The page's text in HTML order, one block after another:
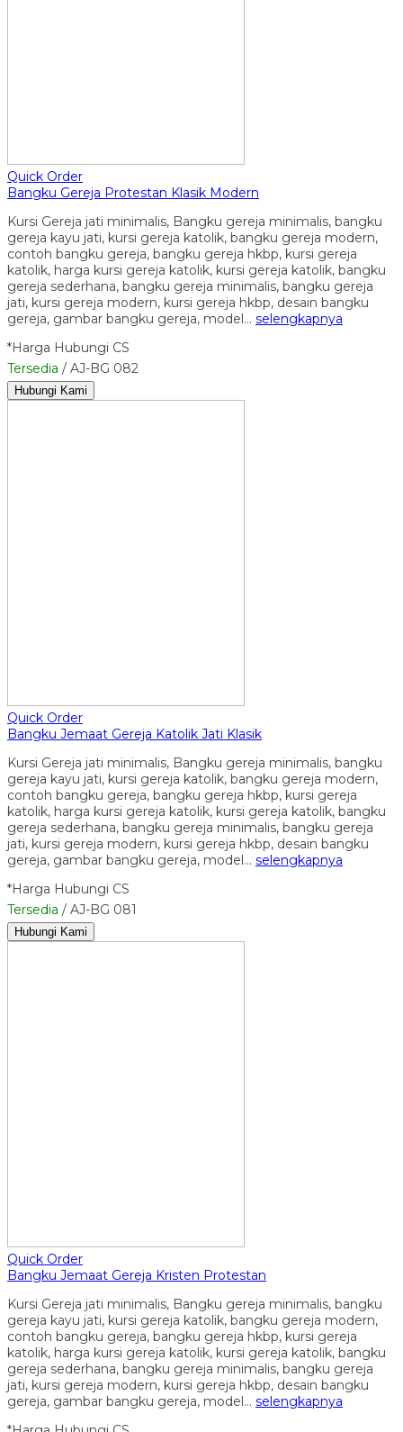
Quick Order
Bangku Gereja Protestan Klasik Modern
Kursi Gereja jati minimalis, Bangku gereja minimalis, bangku
gereja kayu jati, kursi gereja katolik, bangku gereja modern,
contoh bangku gereja, bangku gereja hkbp, kursi gereja
katolik, harga kursi gereja katolik, kursi gereja katolik, bangku
gereja sederhana, bangku gereja minimalis, bangku gereja
jati, kursi gereja modern, kursi gereja hkbp, desain bangku
gereja, gambar bangku gereja, model… selengkapnya
*Harga Hubungi CS
Tersedia / AJ-BG 082
Hubungi Kami
Quick Order
Bangku Jemaat Gereja Katolik Jati Klasik
Kursi Gereja jati minimalis, Bangku gereja minimalis, bangku
gereja kayu jati, kursi gereja katolik, bangku gereja modern,
contoh bangku gereja, bangku gereja hkbp, kursi gereja
katolik, harga kursi gereja katolik, kursi gereja katolik, bangku
gereja sederhana, bangku gereja minimalis, bangku gereja
jati, kursi gereja modern, kursi gereja hkbp, desain bangku
gereja, gambar bangku gereja, model… selengkapnya
*Harga Hubungi CS
Tersedia / AJ-BG 081
Hubungi Kami
Quick Order
Bangku Jemaat Gereja Kristen Protestan
Kursi Gereja jati minimalis, Bangku gereja minimalis, bangku
gereja kayu jati, kursi gereja katolik, bangku gereja modern,
contoh bangku gereja, bangku gereja hkbp, kursi gereja
katolik, harga kursi gereja katolik, kursi gereja katolik, bangku
gereja sederhana, bangku gereja minimalis, bangku gereja
jati, kursi gereja modern, kursi gereja hkbp, desain bangku
gereja, gambar bangku gereja, model… selengkapnya